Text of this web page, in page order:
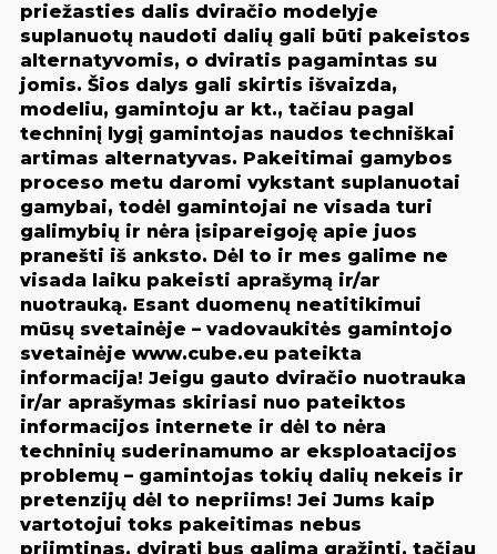
priežasties dalis dviračio modelyje
suplanuotų naudoti dalių gali būti pakeistos
alternatyvomis, o dviratis pagamintas su
jomis. Šios dalys gali skirtis išvaizda,
modeliu, gamintoju ar kt., tačiau pagal
techninį lygį gamintojas naudos techniškai
artimas alternatyvas. Pakeitimai gamybos
proceso metu daromi vykstant suplanuotai
gamybai, todėl gamintojai ne visada turi
galimybių ir nėra įsipareigoję apie juos
pranešti iš anksto. Dėl to ir mes galime ne
visada laiku pakeisti aprašymą ir/ar
nuotrauką. Esant duomenų neatitikimui
mūsų svetainėje – vadovaukitės gamintojo
svetainėje www.cube.eu pateikta
informacija! Jeigu gauto dviračio nuotrauka
ir/ar aprašymas skiriasi nuo pateiktos
informacijos internete ir dėl to nėra
techninių suderinamumo ar eksploatacijos
problemų – gamintojas tokių dalių nekeis ir
pretenzijų dėl to nepriims! Jei Jums kaip
vartotojui toks pakeitimas nebus
priimtinas, dviratį bus galima grąžinti, tačiau